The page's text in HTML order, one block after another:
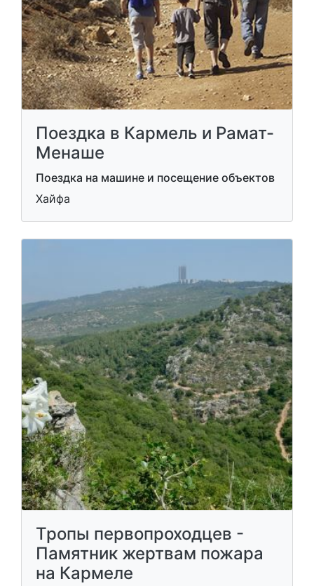
Поездка в Кармель и Рамат-
Менаше
Поездка на машине и посещение объектов
Хайфа
Тропы первопроходцев -
Памятник жертвам пожара
на Кармеле